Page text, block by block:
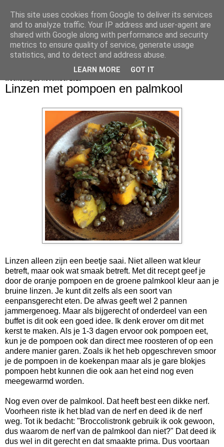
bijna net zo lekker als thuis
Linzen met pompoen en palmkool
Linzen alleen zijn een beetje saai. Niet alleen wat kleur
betreft, maar ook wat smaak betreft. Met dit recept geef je
door de oranje pompoen en de groene palmkool kleur aan je
bruine linzen. Je kunt dit zelfs als een soort van
eenpansgerecht eten. De afwas geeft wel 2 pannen
jammergenoeg. Maar als bijgerecht of onderdeel van een
buffet is dit ook een goed idee. Ik denk erover om dit met
kerst te maken. Als je 1-3 dagen ervoor ook pompoen eet,
kun je de pompoen ook dan direct mee roosteren of op een
andere manier garen. Zoals ik het heb opgeschreven smoor
je de pompoen in de koekenpan maar als je gare blokjes
pompoen hebt kunnen die ook aan het eind nog even
meegewarmd worden.
Nog even over de palmkool. Dat heeft best een dikke nerf.
Voorheen riste ik het blad van de nerf en deed ik de nerf
weg. Tot ik bedacht: "Broccolistronk gebruik ik ook gewoon,
dus waarom de nerf van de palmkool dan niet?" Dat deed ik
dus wel in dit gerecht en dat smaakte prima. Dus voortaan
This site uses cookies from Google to deliver its services
and to analyze traffic. Your IP address and user-agent are
shared with Google along with performance and security
metrics to ensure quality of service, generate usage
statistics, and to detect and address abuse.
LEARN MORE GOT IT